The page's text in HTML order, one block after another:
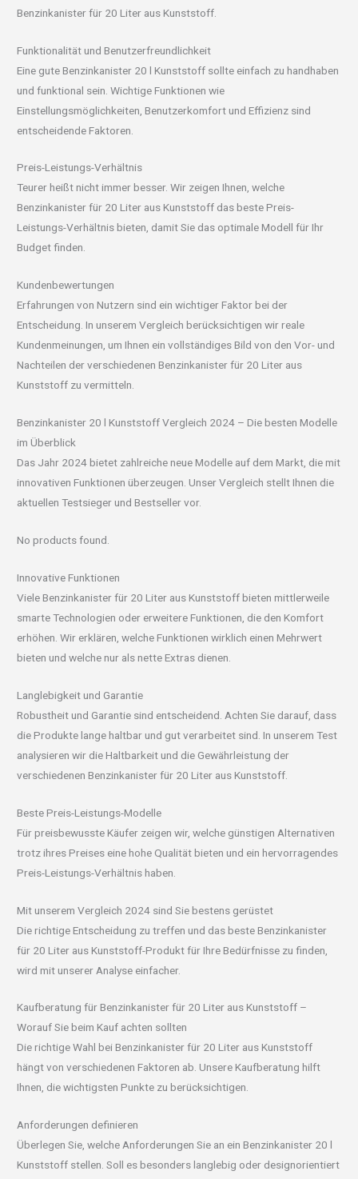
Benzinkanister für 20 Liter aus Kunststoff.
Funktionalität und Benutzerfreundlichkeit
Eine gute Benzinkanister 20 l Kunststoff sollte einfach zu handhaben
und funktional sein. Wichtige Funktionen wie
Einstellungsmöglichkeiten, Benutzerkomfort und Effizienz sind
entscheidende Faktoren.
Preis-Leistungs-Verhältnis
Teurer heißt nicht immer besser. Wir zeigen Ihnen, welche
Benzinkanister für 20 Liter aus Kunststoff das beste Preis-
Leistungs-Verhältnis bieten, damit Sie das optimale Modell für Ihr
Budget finden.
Kundenbewertungen
Erfahrungen von Nutzern sind ein wichtiger Faktor bei der
Entscheidung. In unserem Vergleich berücksichtigen wir reale
Kundenmeinungen, um Ihnen ein vollständiges Bild von den Vor- und
Nachteilen der verschiedenen Benzinkanister für 20 Liter aus
Kunststoff zu vermitteln.
Benzinkanister 20 l Kunststoff Vergleich 2024 – Die besten Modelle
im Überblick
Das Jahr 2024 bietet zahlreiche neue Modelle auf dem Markt, die mit
innovativen Funktionen überzeugen. Unser Vergleich stellt Ihnen die
aktuellen Testsieger und Bestseller vor.
No products found.
Innovative Funktionen
Viele Benzinkanister für 20 Liter aus Kunststoff bieten mittlerweile
smarte Technologien oder erweitere Funktionen, die den Komfort
erhöhen. Wir erklären, welche Funktionen wirklich einen Mehrwert
bieten und welche nur als nette Extras dienen.
Langlebigkeit und Garantie
Robustheit und Garantie sind entscheidend. Achten Sie darauf, dass
die Produkte lange haltbar und gut verarbeitet sind. In unserem Test
analysieren wir die Haltbarkeit und die Gewährleistung der
verschiedenen Benzinkanister für 20 Liter aus Kunststoff.
Beste Preis-Leistungs-Modelle
Für preisbewusste Käufer zeigen wir, welche günstigen Alternativen
trotz ihres Preises eine hohe Qualität bieten und ein hervorragendes
Preis-Leistungs-Verhältnis haben.
Mit unserem Vergleich 2024 sind Sie bestens gerüstet
Die richtige Entscheidung zu treffen und das beste Benzinkanister
für 20 Liter aus Kunststoff-Produkt für Ihre Bedürfnisse zu finden,
wird mit unserer Analyse einfacher.
Kaufberatung für Benzinkanister für 20 Liter aus Kunststoff –
Worauf Sie beim Kauf achten sollten
Die richtige Wahl bei Benzinkanister für 20 Liter aus Kunststoff
hängt von verschiedenen Faktoren ab. Unsere Kaufberatung hilft
Ihnen, die wichtigsten Punkte zu berücksichtigen.
Anforderungen definieren
Überlegen Sie, welche Anforderungen Sie an ein Benzinkanister 20 l
Kunststoff stellen. Soll es besonders langlebig oder designorientiert